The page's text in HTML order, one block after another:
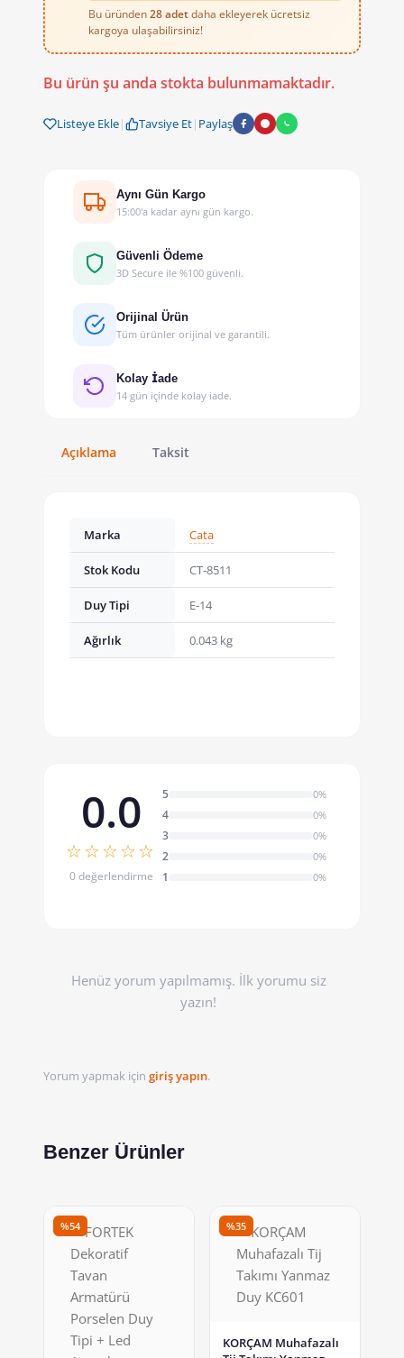
Bu üründen 28 adetdaha ekleyerek ücretsiz
kargoya ulaşabilirsiniz!
Bu ürün şu anda stokta bulunmamaktadır.
Listeye Ekle| Tavsiye Et| Paylaş
Aynı Gün Kargo
15:00'a kadar aynı gün kargo.
Güvenli Ödeme
3D Secure ile %100 güvenli.
Orijinal Ürün
Tüm ürünler orijinal ve garantili.
Kolay İade
14 gün içinde kolay iade.
Açıklama Taksit
Marka Cata
Stok Kodu CT-8511
Duy Tipi E-14
Ağırlık 0.043 kg
0.0
☆☆☆☆☆
0 değerlendirme
5 0%
4 0%
3 0%
2 0%
1 0%
Henüz yorum yapılmamış. İlk yorumu siz
yazın!
Yorum yapmak için giriş yapın.
Benzer Ürünler
%54 %35
KORÇAM Muhafazalı